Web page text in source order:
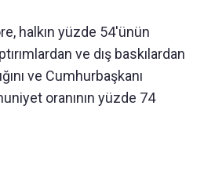
halkın yüzde 54'ünün
ve dış baskılardan
ve Cumhurbaşkanı
oranının yüzde 74